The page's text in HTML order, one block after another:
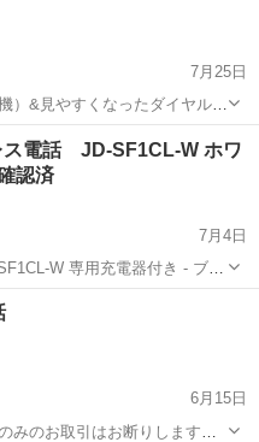
7月25日
）&見やすくなったダイヤルキ
メッセージを流す「迷惑防止
契約なしでも不在着信履歴を
ＡＸ
ス電話 JD-SF1CL-W ホワ
認済
7月4日
W 専用充電器付き - ブラ
イプ: コードレス電話 - 充電
電話、ＦＡＸ
6月15日
みのお取引はお断りします。